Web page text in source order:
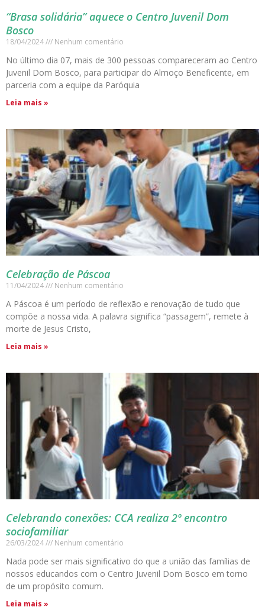
“Brasa solidária” aquece o Centro Juvenil Dom
Bosco
18/04/2024 Nenhum comentário
No último dia 07, mais de 300 pessoas compareceram ao Centro
Juvenil Dom Bosco, para participar do Almoço Beneficente, em
parceria com a equipe da Paróquia
Leia mais »
Celebração de Páscoa
11/04/2024 Nenhum comentário
A Páscoa é um período de reflexão e renovação de tudo que
compõe a nossa vida. A palavra significa “passagem”, remete à
morte de Jesus Cristo,
Leia mais »
Celebrando conexões: CCA realiza 2º encontro
sociofamiliar
26/03/2024 Nenhum comentário
Nada pode ser mais significativo do que a união das famílias de
nossos educandos com o Centro Juvenil Dom Bosco em torno
de um propósito comum.
Leia mais »